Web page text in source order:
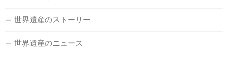
世界遺産のストーリー
世界遺産のニュース